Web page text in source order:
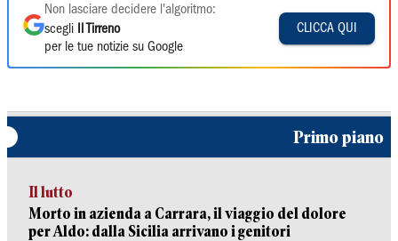
Non lasciare decidere l'algoritmo:
scegli
Il Tirreno
per le tue notizie su Google
CLICCA QUI
Primo piano
Il lutto
Morto in azienda a Carrara, il viaggio del dolore
per Aldo: dalla Sicilia arrivano i genitori